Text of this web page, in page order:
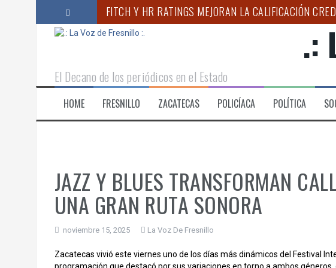
FITCH Y HR RATINGS MEJORAN LA CALIFICACIÓN
RINDE PROTESTA NUEVO SUBSECRETARIO DE
“ACUDIR PERIÓDICAMENTE AL ODONTÓLOGO PUEDE
CORAZÓN NARANJA LLEVA SOLIDARIDAD Y
ANUNCIA GOBERNADOR MONREAL CAMPAÑA
.:
El Decano de los periódicos en el Estado
HOME FRESNILLO ZACATECAS POLICÍACA POLÍTICA
JAZZ Y BLUES TRANSFORMAN
UNA GRAN RUTA SONORA
noviembre 15, 2025 La Voz De Fresnillo
Zacatecas vivió este viernes uno de los días más dinámicos del Festival